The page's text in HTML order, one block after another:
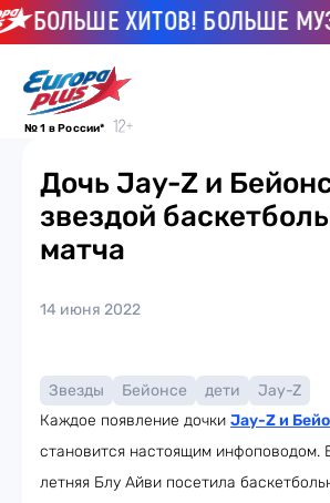
БОЛЬШЕ ХИТОВ! БОЛЬШЕ
№ 1 в России*
Дочь Jay-Z и
звездой
матча
14 июня 2022
Звезды Бейонсе дети
Jay-Z
Каждое появление дочки Jay-Z и
становится настоящим инфоповодом.
летняя Блу Айви посетила